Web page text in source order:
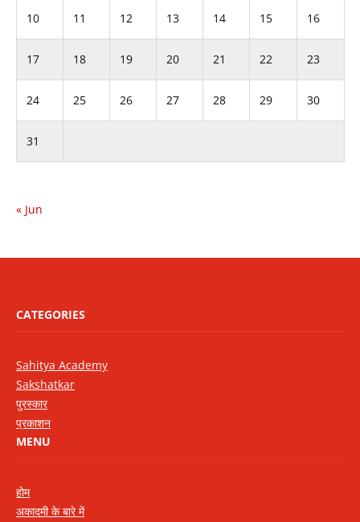
10 11 12 13 14 15 16
17 18 19 20 21 22 23
24 25 26 27 28 29 30
31
« Jun
CATEGORIES
Sahitya Academy
Sakshatkar
पुरस्कार
प्रकाशन
MENU
होम
अकादमी के बारे में